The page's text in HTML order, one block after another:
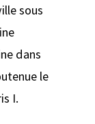
sous
dans
le
I.